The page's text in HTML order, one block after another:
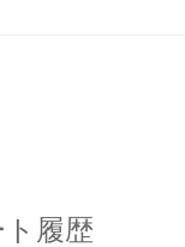
履歴